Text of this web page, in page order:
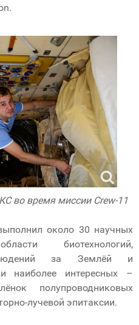
во время миссии Crew-11
около 30 научных
биотехнологий,
за Землёй и
наиболее интересных –
полупроводниковых
лучевой эпитаксии.